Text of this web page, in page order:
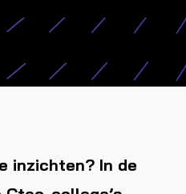
inzichten? In de